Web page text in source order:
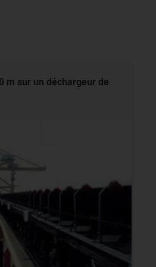
m sur un déchargeur de